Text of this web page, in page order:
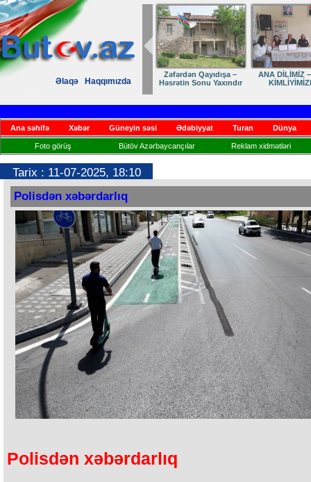
Əlaqə Haqqımızda
Zəfərdən Qayıdışa –
Həsrətin Sonu Yaxındır
ANA DİLİMİZ
Ana səhifə Xəbər Güneyin səsi Ədəbiyyat Turan Dünya
Foto görüş Bütöv Azərbaycançılar Reklam xidmətləri
Tarix : 11-07-2025, 18:10
Polisdən xəbərdarlıq
Polisdən xəbərdarlıq